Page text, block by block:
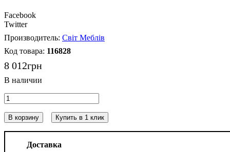
Facebook
Twitter
Світ Меблів
116828
8 012грн
В корзину Купить в 1 клик
Доставка